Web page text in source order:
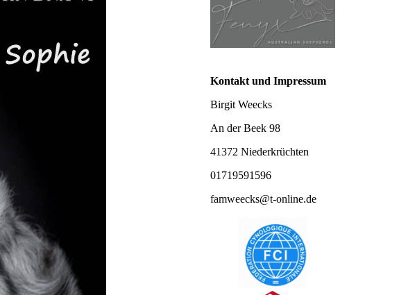
Kontakt und Impressum
Birgit Weecks
An der Beek 98
41372 Niederkrüchten
01719591596
famweecks@t-online.de